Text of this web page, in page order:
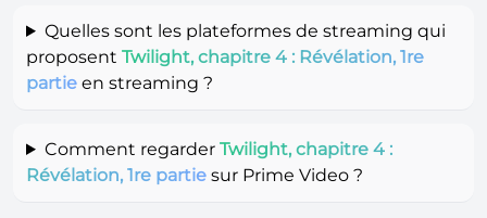
Quelles sont les plateformes de streaming qui
proposent Twilight, chapitre 4 : Révélation, 1re
partie en streaming ?
Comment regarder Twilight, chapitre 4 :
Révélation, 1re partie sur Prime Video ?